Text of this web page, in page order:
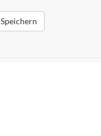
Speichern